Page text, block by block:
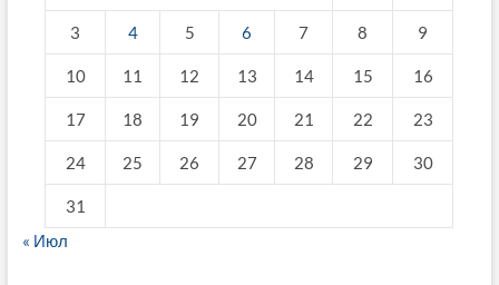
3 4 5 6 7 8 9
10 11 12 13 14 15 16
17 18 19 20 21 22 23
24 25 26 27 28 29 30
31
« Июл